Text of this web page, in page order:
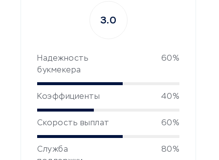
Надежность
букмекера
60%
Коэффициенты 40%
Скорость выплат 60%
Служба
80%
3.0